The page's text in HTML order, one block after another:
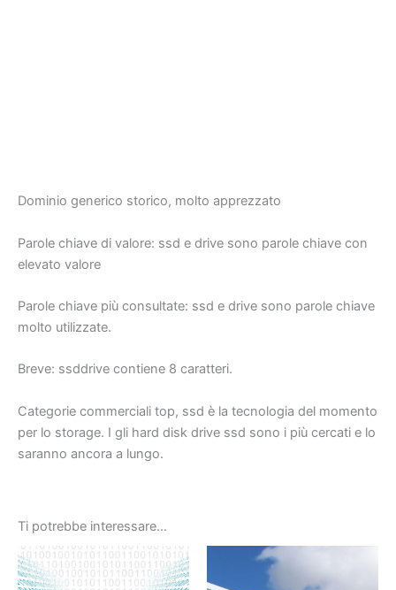
Dominio generico storico, molto apprezzato
Parole chiave di valore: ssd e drive sono parole chiave con
elevato valore
Parole chiave più consultate: ssd e drive sono parole chiave
molto utilizzate.
Breve: ssddrive contiene 8 caratteri.
Categorie commerciali top, ssd è la tecnologia del momento
per lo storage. I gli hard disk drive ssd sono i più cercati e lo
saranno ancora a lungo.
Ti potrebbe interessare…